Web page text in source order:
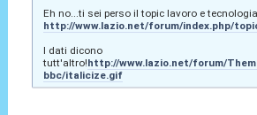
Eh no...ti sei perso il topic lavoro e
http://www.lazio.net/forum/index.php/
I dati dicono
tutt'altro!http://www.lazio.net/forum/
bbc/italicize.gif